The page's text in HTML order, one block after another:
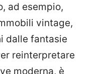
ad esempio,
vintage,
dalle fantasie
reinterpretare
moderna, è